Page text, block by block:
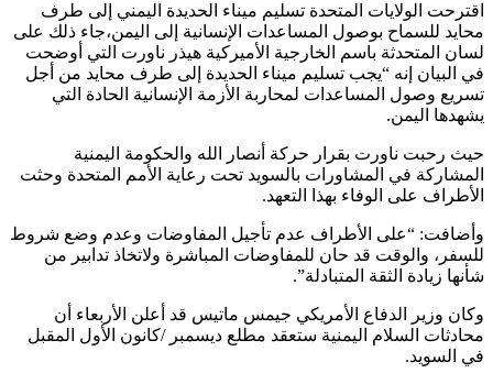
اقترحت الولايات المتحدة تسليم ميناء الحديدة اليمني إلى طرف
محايد للسماح بوصول المساعدات الإنسانية إلى اليمن،جاء ذلك على
لسان المتحدثة باسم الخارجية الأميركية هيذر ناورت التي أوضحت
في البيان إنه “يجب تسليم ميناء الحديدة إلى طرف محايد من أجل
تسريع وصول المساعدات لمحاربة الأزمة الإنسانية الحادة التي
يشهدها اليمن.
حيث رحبت ناورت بقرار حركة أنصار الله والحكومة اليمنية
المشاركة في المشاورات بالسويد تحت رعاية الأمم المتحدة وحثت
الأطراف على الوفاء بهذا التعهد.
وأضافت: “على الأطراف عدم تأجيل المفاوضات وعدم وضع شروط
للسفر، والوقت قد حان للمفاوضات المباشرة ولاتخاذ تدابير من
شأنها زيادة الثقة المتبادلة”.
وكان وزير الدفاع الأمريكي جيمس ماتيس قد أعلن الأربعاء أن
محادثات السلام اليمنية ستعقد مطلع ديسمبر /كانون الأول المقبل
في السويد.